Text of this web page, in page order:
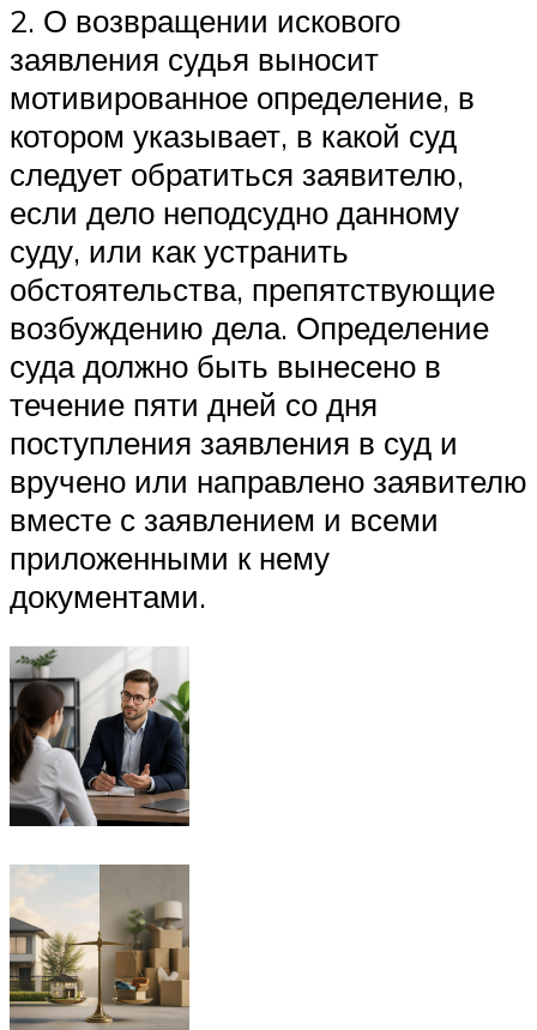
2. О возвращении искового
заявления судья выносит
мотивированное определение, в
котором указывает, в какой суд
следует обратиться заявителю,
если дело неподсудно данному
суду, или как устранить
обстоятельства, препятствующие
возбуждению дела. Определение
суда должно быть вынесено в
течение пяти дней со дня
поступления заявления в суд и
вручено или направлено заявителю
вместе с заявлением и всеми
приложенными к нему
документами.